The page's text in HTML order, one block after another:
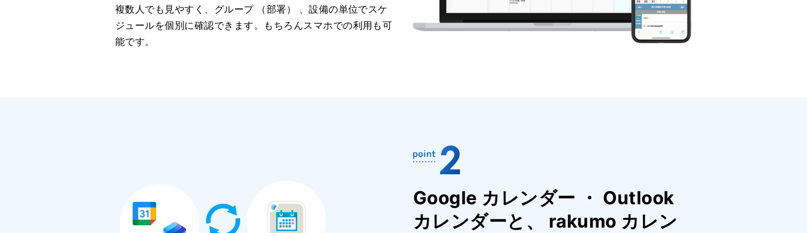
複数人でも見やすく、グループ （部署） 、設備の単位でスケ
ジュールを個別に確認できます。もちろんスマホでの利用も可
能です。
Google カレンダー ・ Outlook
カレンダーと、 rakumo カレン